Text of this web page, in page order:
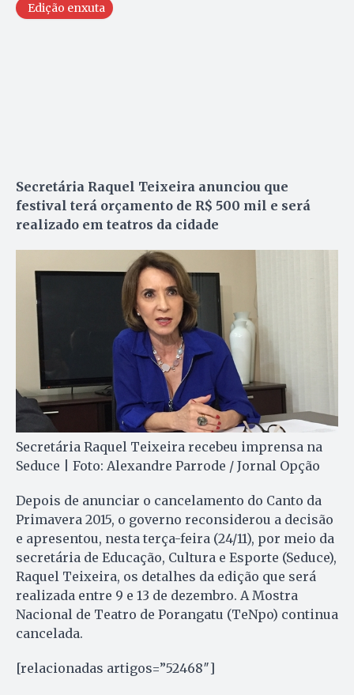
Edição enxuta
Secretária Raquel Teixeira anunciou que
festival terá orçamento de R$ 500 mil e será
realizado em teatros da cidade
Secretária Raquel Teixeira recebeu imprensa na
Seduce | Foto: Alexandre Parrode / Jornal Opção
Depois de anunciar o cancelamento do Canto da
Primavera 2015, o governo reconsiderou a decisão
e apresentou, nesta terça-feira (24/11), por meio da
secretária de Educação, Cultura e Esporte (Seduce),
Raquel Teixeira, os detalhes da edição que será
realizada entre 9 e 13 de dezembro. A Mostra
Nacional de Teatro de Porangatu (TeNpo) continua
cancelada.
[relacionadas artigos=”52468″]